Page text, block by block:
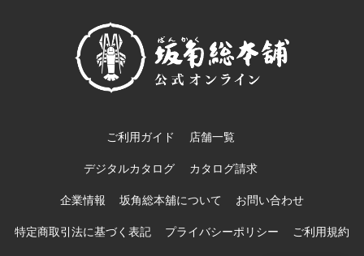
ご利用ガイド 店舗一覧
デジタルカタログ カタログ請求
企業情報 坂角総本舖について お問い合わせ
特定商取引法に基づく表記 プライバシーポリシー ご利用規約